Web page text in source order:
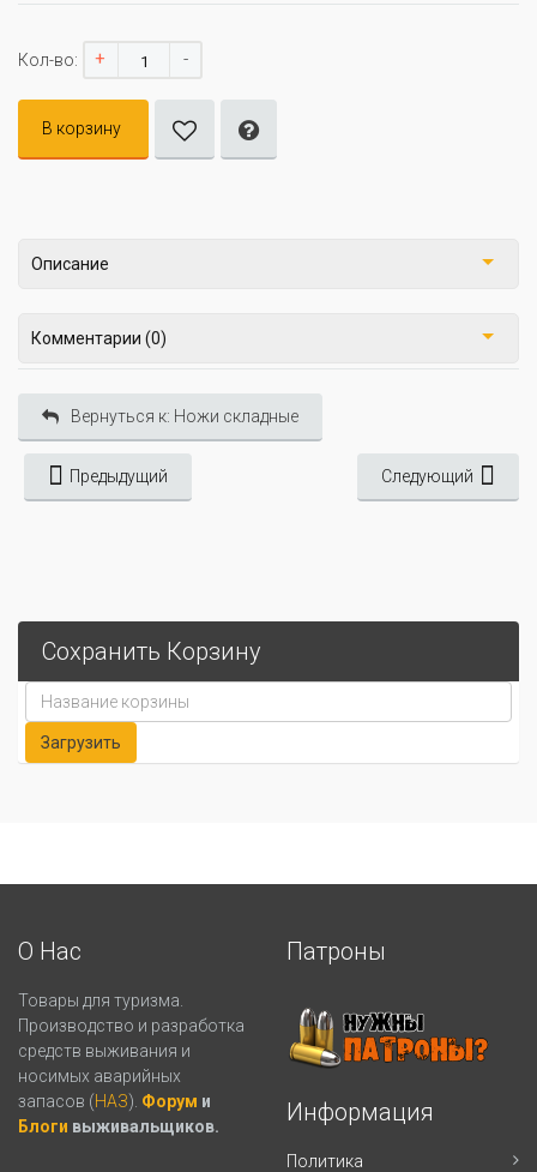
Кол-во: + -
В корзину
Описание
Комментарии (0)
Вернуться к: Ножи складные
Предыдущий Следующий
Сохранить Корзину
О Нас
Товары для туризма.
Производство и разработка
средств выживания и
носимых аварийных
запасов (НАЗ). Форум и
Блоги выживальщиков.
Патроны
Информация
Политика